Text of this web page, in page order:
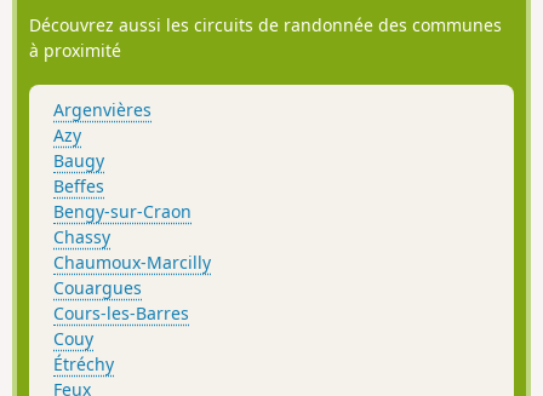
Découvrez aussi les circuits de randonnée des communes
à proximité
Argenvières
Azy
Baugy
Beffes
Bengy-sur-Craon
Chassy
Chaumoux-Marcilly
Couargues
Cours-les-Barres
Couy
Étréchy
Feux